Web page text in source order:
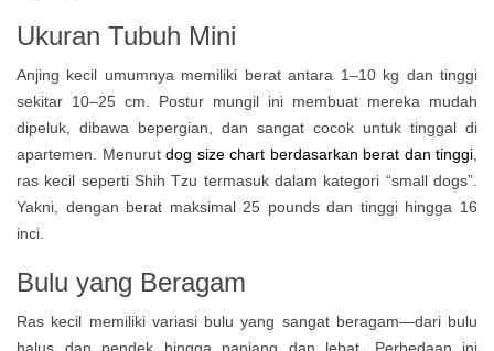
Ukuran Tubuh Mini
Anjing kecil umumnya memiliki berat antara 1–10 kg dan tinggi
sekitar 10–25 cm. Postur mungil ini membuat mereka mudah
dipeluk, dibawa bepergian, dan sangat cocok untuk tinggal di
apartemen. Menurut dog size chart berdasarkan berat dan tinggi
ras kecil seperti Shih Tzu termasuk dalam kategori “small dogs”.
Yakni, dengan berat maksimal 25 pounds dan tinggi hingga 16
inci.
Bulu yang Beragam
Ras kecil memiliki variasi bulu yang sangat beragam—dari bulu